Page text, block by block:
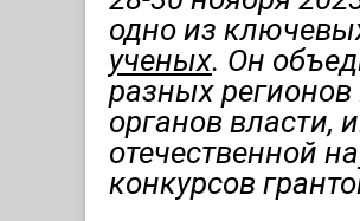
одно из
ученых. Он
разных
органов власти,
отечественной
конкурсов